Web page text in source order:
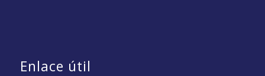
Enlace útil